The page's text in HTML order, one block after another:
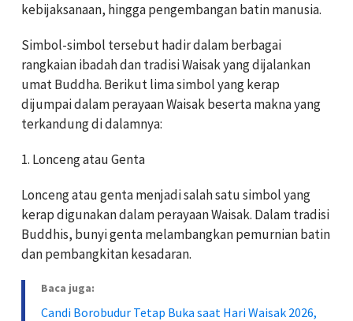
kebijaksanaan, hingga pengembangan batin manusia.
Simbol-simbol tersebut hadir dalam berbagai
rangkaian ibadah dan tradisi Waisak yang dijalankan
umat Buddha. Berikut lima simbol yang kerap
dijumpai dalam perayaan Waisak beserta makna yang
terkandung di dalamnya:
1. Lonceng atau Genta
Lonceng atau genta menjadi salah satu simbol yang
kerap digunakan dalam perayaan Waisak. Dalam tradisi
Buddhis, bunyi genta melambangkan pemurnian batin
dan pembangkitan kesadaran.
Baca juga:
Candi Borobudur Tetap Buka saat Hari Waisak 2026,